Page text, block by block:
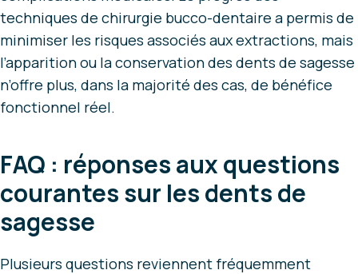
techniques de chirurgie bucco-dentaire a permis de
minimiser les risques associés aux extractions, mais
l’apparition ou la conservation des dents de sagesse
n’offre plus, dans la majorité des cas, de bénéfice
fonctionnel réel.
FAQ : réponses aux questions
courantes sur les dents de
sagesse
Plusieurs questions reviennent fréquemment